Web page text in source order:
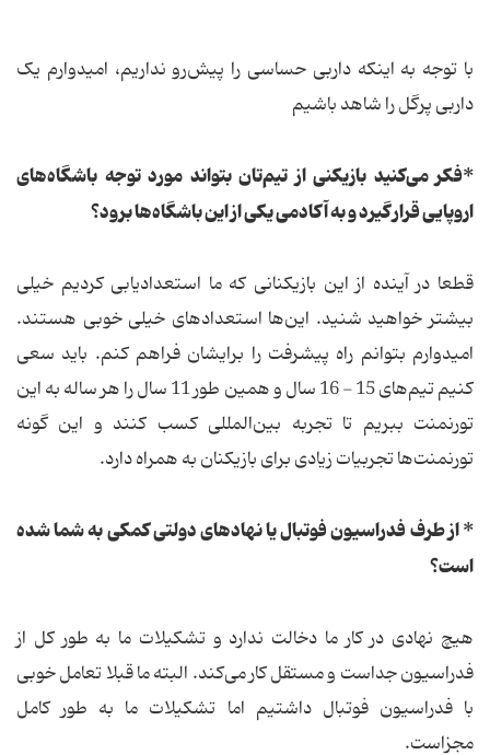
با توجه به اینکه داربی حساسی را پیش‌رو نداریم، امیدوارم یک
داربی پرگل را شاهد باشیم
*فکر می‌کنید بازیکنی از تیم‌تان بتواند مورد توجه باشگاه‌های
اروپایی قرار گیرد و به آکادمی یکی از این باشگاه‌ها برود؟
قطعا در آینده از این بازیکنانی که ما استعدادیابی کردیم خیلی
بیشتر خواهید شنید. این‌ها استعدادهای خیلی خوبی هستند.
امیدوارم بتوانم راه پیشرفت را برایشان فراهم کنم. باید سعی
کنیم تیم‌های 15 - 16 سال و همین طور 11 سال را هر ساله به این
تورنمنت ببریم تا تجربه بین‌المللی کسب کنند و این گونه
تورنمنت‌ها تجربیات زیادی برای بازیکنان به همراه دارد.
* از طرف فدراسیون فوتبال یا نهادهای دولتی کمکی به شما شده
است؟
هیچ نهادی در کار ما دخالت ندارد و تشکیلات ما به طور کل از
فدراسیون جداست و مستقل کار می‌کند. البته ما قبلا تعامل خوبی
با فدراسیون فوتبال داشتیم اما تشکیلات ما به طور کامل
مجزاست.